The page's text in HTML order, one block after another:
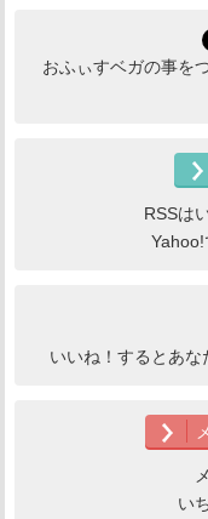
おふぃすベガの事を
RSSは
Yahoo!
いいね！するとあな
い